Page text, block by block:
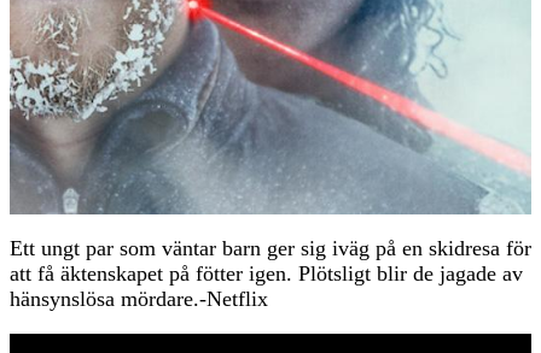
Ett ungt par som väntar barn ger sig iväg på en skidresa för
att få äktenskapet på fötter igen. Plötsligt blir de jagade av
hänsynslösa mördare.-Netflix